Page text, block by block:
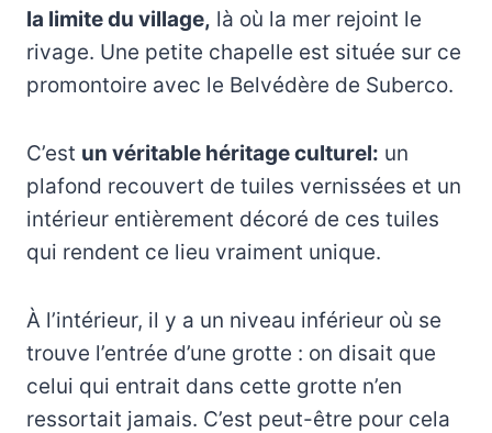
la limite du village, là où la mer rejoint le
rivage. Une petite chapelle est située sur ce
promontoire avec le Belvédère de Suberco.
C’est un véritable héritage culturel: un
plafond recouvert de tuiles vernissées et un
intérieur entièrement décoré de ces tuiles
qui rendent ce lieu vraiment unique.
À l’intérieur, il y a un niveau inférieur où se
trouve l’entrée d’une grotte : on disait que
celui qui entrait dans cette grotte n’en
ressortait jamais. C’est peut-être pour cela